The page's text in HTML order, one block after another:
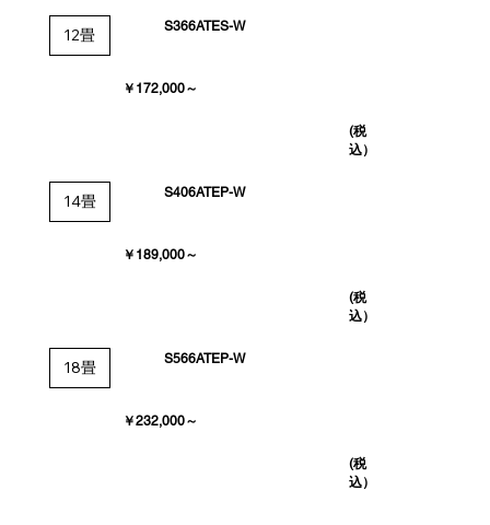
12畳 S366ATES-W
￥172,000～
(税
込）
14畳 S406ATEP-W
￥189,000～
(税
込）
18畳 S566ATEP-W
￥232,000～
(税
込）